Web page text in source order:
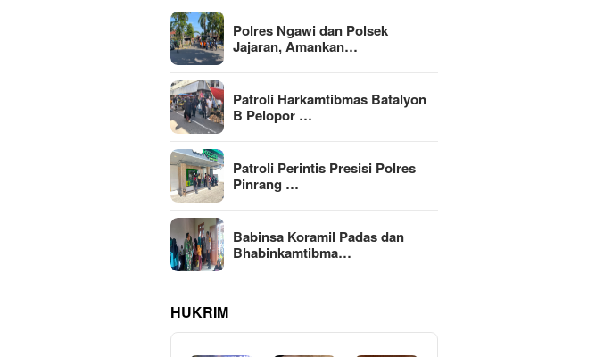
Polres Ngawi dan Polsek
Jajaran, Amankan…
Patroli Harkamtibmas Batalyon
B Pelopor …
Patroli Perintis Presisi Polres
Pinrang …
Babinsa Koramil Padas dan
Bhabinkamtibma…
HUKRIM